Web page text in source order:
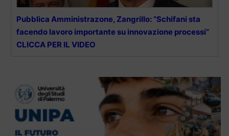
Pubblica Amministrazone, Zangrillo: “Schifani sta
facendo lavoro importante su innovazione processi”
CLICCA PER IL VIDEO